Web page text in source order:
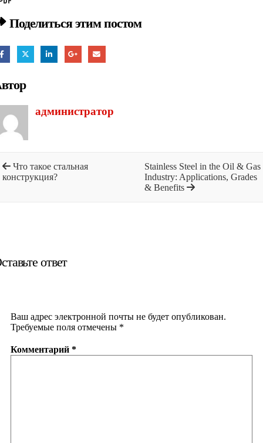
Поделиться этим постом
администратор
Что такое стальная
конструкция?
Stainless Steel in the Oil & Gas
Industry: Applications, Grades
& Benefits
ответ
Ваш адрес электронной почты не будет опубликован.
Требуемые поля отмечены *
Комментарий *